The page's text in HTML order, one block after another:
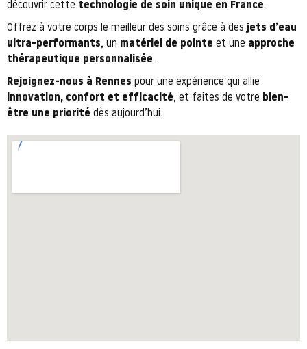
découvrir cette technologie de soin unique en France.
Offrez à votre corps le meilleur des soins grâce à desjets d’eau
ultra-performants, un matériel de pointe et une approche
thérapeutique personnalisée.
Rejoignez-nous à Rennes pour une expérience qui allie
innovation, confort et efficacité, et faites de votre bien-
être une priorité dès aujourd’hui.